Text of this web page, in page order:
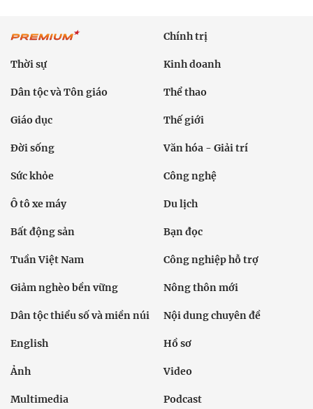
Chính trị
Thời sự Kinh doanh
Dân tộc và Tôn giáo Thể thao
Giáo dục Thế giới
Đời sống Văn hóa - Giải trí
Sức khỏe Công nghệ
Ô tô xe máy Du lịch
Bất động sản Bạn đọc
Tuần Việt Nam Công nghiệp hỗ trợ
Giảm nghèo bền vững Nông thôn mới
Dân tộc thiểu số và miền núi Nội dung chuyên đề
English Hồ sơ
Ảnh Video
Multimedia Podcast